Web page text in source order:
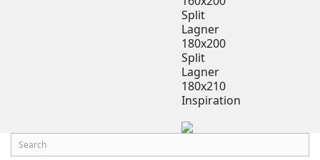
Split
Lagner
180x200
Split
Lagner
180x210
Inspiration